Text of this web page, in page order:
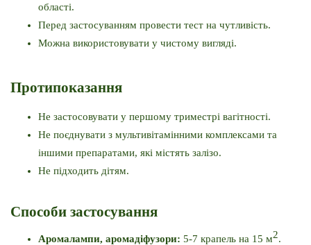
області.
Перед застосуванням провести тест на чутливість.
Можна використовувати у чистому вигляді.
Протипоказання
Не застосовувати у першому триместрі вагітності.
Не поєднувати з мультивітамінними комплексами та
іншими препаратами, які містять залізо.
Не підходить дітям.
Способи застосування
Аромалампи, аромадіфузори: 5-7 крапель на 15 м2.